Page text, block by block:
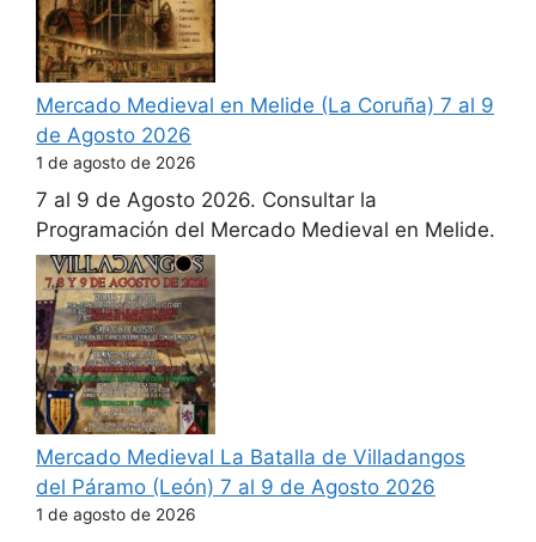
Mercado Medieval en Melide (La Coruña) 7 al 9
de Agosto 2026
1 de agosto de 2026
7 al 9 de Agosto 2026. Consultar la
Programación del Mercado Medieval en Melide.
Mercado Medieval La Batalla de Villadangos
del Páramo (León) 7 al 9 de Agosto 2026
1 de agosto de 2026